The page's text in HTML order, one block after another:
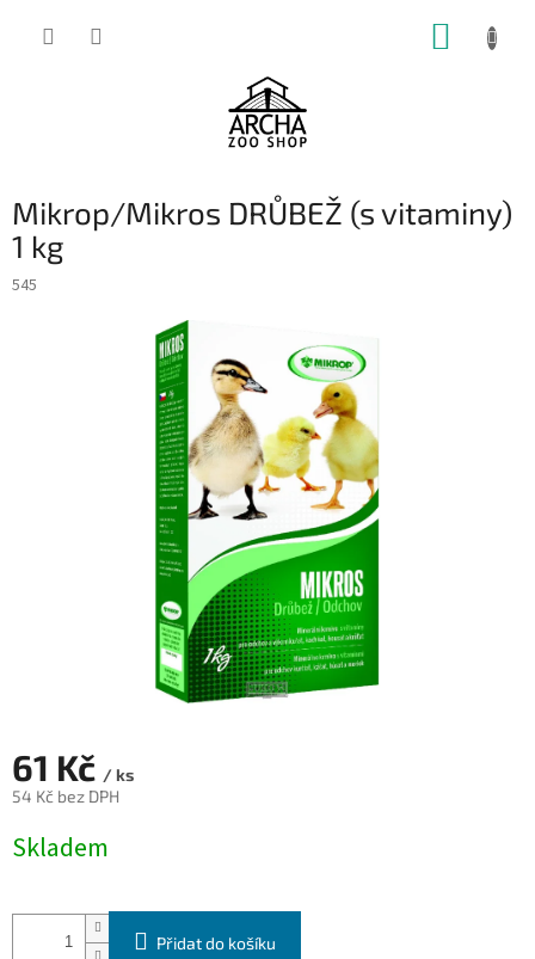
Mikrop/Mikros DRŮBEŽ (s vitaminy)
1 kg
545
61 Kč / ks
54 Kč bez DPH
cena:
Skladem
Přidat do košíku